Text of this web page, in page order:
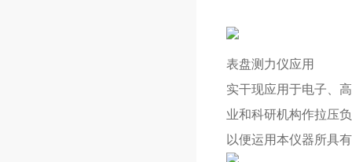
表盘测力仪应用
实干现应用于电子、
业和科研机构作拉压
以便运用本仪器所具